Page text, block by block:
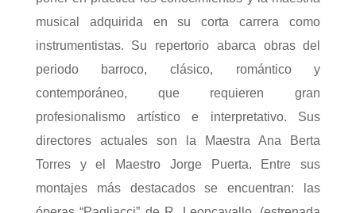
musical adquirida en su corta carrera como
instrumentistas. Su repertorio abarca obras del
periodo barroco, clásico, romántico y
contemporáneo, que requieren gran
profesionalismo artístico e interpretativo. Sus
directores actuales son la Maestra Ana Berta
Torres y el Maestro Jorge Puerta. Entre sus
montajes más destacados se encuentran: las